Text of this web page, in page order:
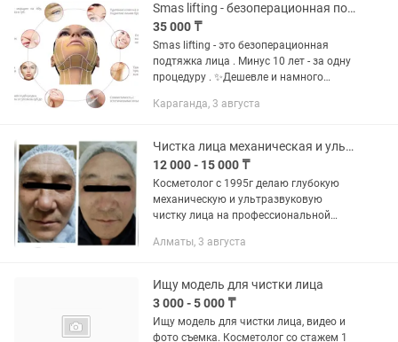
Smas lifting - безоперационная подтяжка лица -10 лет !Эфект сразу.
35 000 ₸
Smas lifting - это безоперационная
подтяжка лица . Минус 10 лет - за одну
процедуру . ✨Дешевле и намного
вмешательство . ✨Нет периода
Караганда, 3 августа
Чистка лица механическая и ультразвуковая
12 000 - 15 000 ₸
Косметолог с 1995г делаю глубокую
механическую и ультразвуковую
чистку лица на профессиональной
очищение + все сезонный пилинг по
Алматы, 3 августа
Ищу модель для чистки лица
3 000 - 5 000 ₸
Ищу модель для чистки лица, видео и
фото съемка. Косметолог со стажем 1